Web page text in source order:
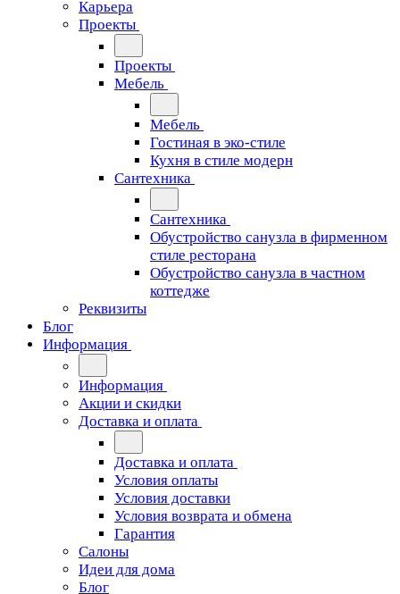
Карьера
Проекты
Проекты
Мебель
Мебель
Гостиная в эко-стиле
Кухня в стиле модерн
Сантехника
Сантехника
Обустройство санузла в фирменном
стиле ресторана
Обустройство санузла в частном
коттедже
Реквизиты
Блог
Информация
Информация
Акции и скидки
Доставка и оплата
Доставка и оплата
Условия оплаты
Условия доставки
Условия возврата и обмена
Гарантия
Салоны
Идеи для дома
Блог